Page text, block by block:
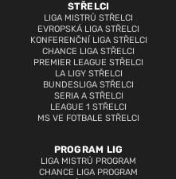
STŘELCI
LIGA MISTRŮ STŘELCI
EVROPSKÁ LIGA STŘELCI
KONFERENČNÍ LIGA STŘELCI
CHANCE LIGA STŘELCI
PREMIER LEAGUE STŘELCI
LA LIGY STŘELCI
BUNDESLIGA STŘELCI
SERIA A STŘELCI
LEAGUE 1 STŘELCI
MS VE FOTBALE STŘELCI
PROGRAM LIG
LIGA MISTRŮ PROGRAM
CHANCE LIGA PROGRAM